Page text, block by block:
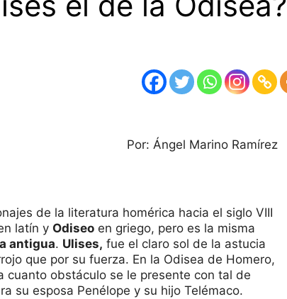
Por: Ángel Marino Ramírez
de la literatura homérica hacia el siglo VIII
latín y Odiseo en griego, pero es la misma
antigua. Ulises, fue el claro sol de la astucia
que por su fuerza. En la Odisea de Homero,
cuanto obstáculo se le presente con tal de
su esposa Penélope y su hijo Telémaco.